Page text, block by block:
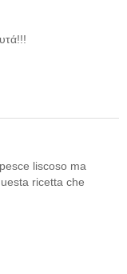
liscoso ma
ricetta che